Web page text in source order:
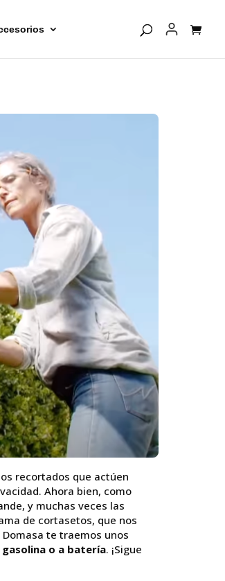
recortados que actúen
Ahora bien, como
y muchas veces las
de cortasetos, que nos
te traemos unos
o a batería. ¡Sigue